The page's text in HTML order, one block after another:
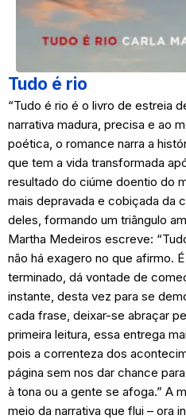
Tudo é rio
“Tudo é rio é o livro de estreia
narrativa madura, precisa e ao
poética, o romance narra a
que tem a vida transformada
resultado do ciúme doentio do
mais depravada e cobiçada da
deles, formando um triângulo
Martha Medeiros escreve:
não há exagero no que afirmo.
terminado, dá vontade de
instante, desta vez para se
cada frase, deixar-se abraçar
primeira leitura, essa entrega
pois a correnteza dos
página sem nos dar chance
à tona ou a gente se afoga.” A
meio da narrativa que flui – ora